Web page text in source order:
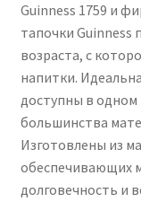
Guinness 1759 и
тапочки Guinness
возраста, с
напитки.
доступны в одном
большинства
Изготовлены из
обеспечивающих
долговечность и